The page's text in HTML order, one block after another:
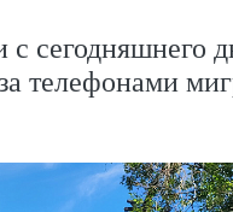
с сегодняшнего
телефонами